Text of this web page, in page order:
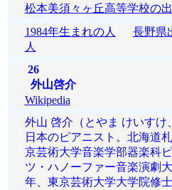
松本美須々ヶ丘高等学校の
1984年生まれの人
長野県
人
26
外山啓介
Wikipedia
外山 啓介（とやま けいすけ
日本のピアニスト。北海道
京芸術大学音楽学部器楽科
ツ・ハノーファー音楽演劇
年、東京芸術大学大学院修